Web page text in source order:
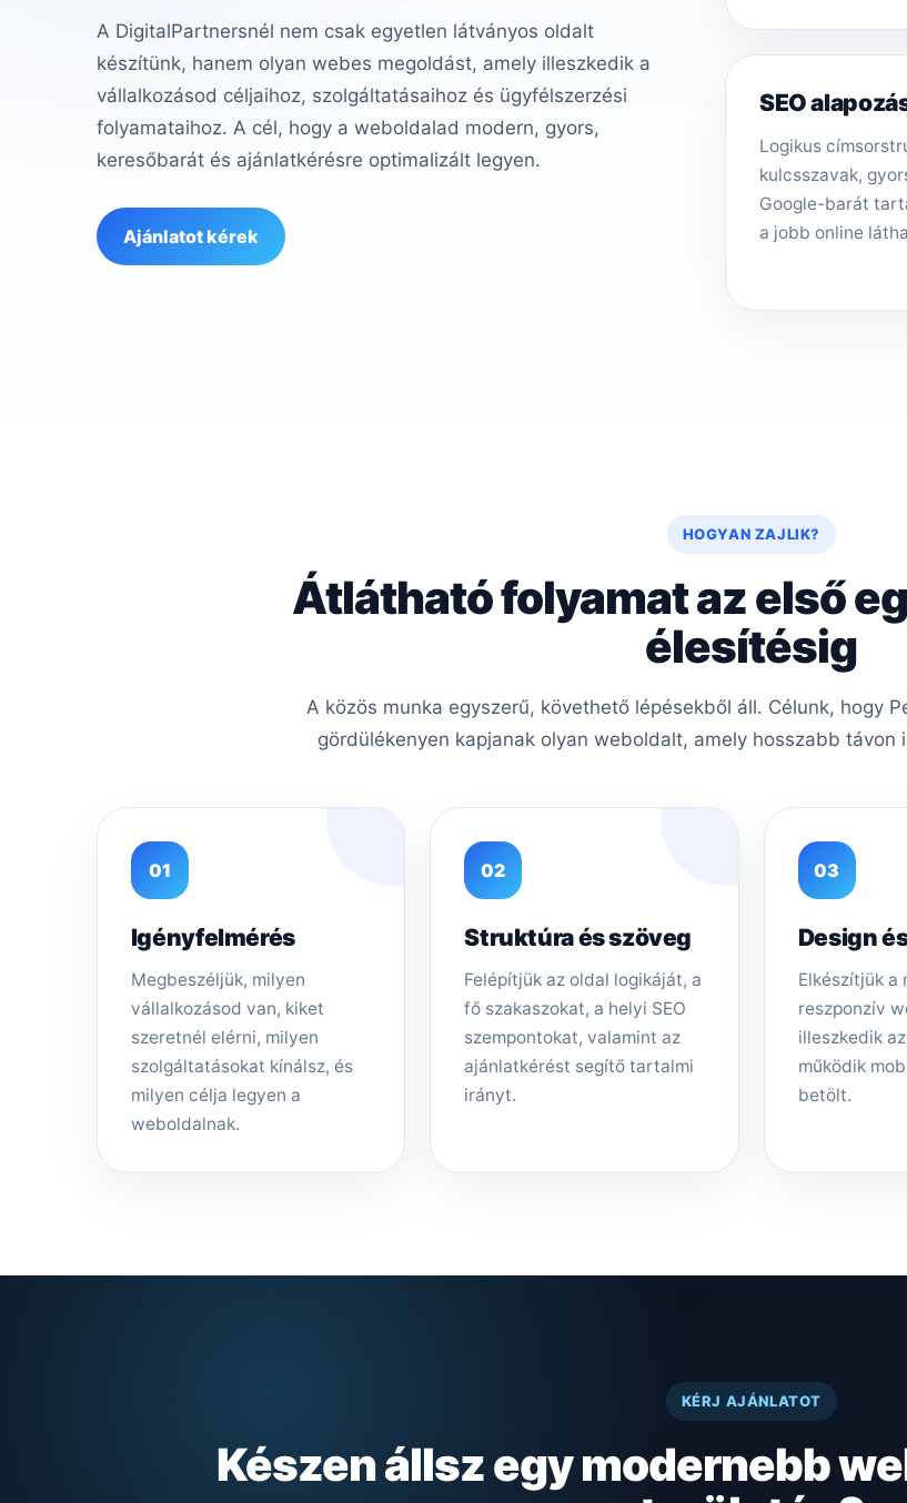
A DigitalPartnersnél nem csak egyetlen látványos oldalt
készítünk, hanem olyan webes megoldást, amely illeszkedik a
vállalkozásod céljaihoz, szolgáltatásaihoz és ügyfélszerzési
folyamataihoz. A cél, hogy a weboldalad modern, gyors,
keresőbarát és ajánlatkérésre optimalizált legyen.
Ajánlatot kérek
SEO
Logikus
kulcsszavak,
Google-barát
a jobb online
HOGYAN ZAJLIK?
Átlátható folyamat az első
élesítésig
A közös munka egyszerű, követhető lépésekből áll. Célunk, hogy
gördülékenyen kapjanak olyan weboldalt, amely hosszabb távon
01
Igényfelmérés
Megbeszéljük, milyen
vállalkozásod van, kiket
szeretnél elérni, milyen
szolgáltatásokat kínálsz, és
milyen célja legyen a
weboldalnak.
02
Struktúra és szöveg
Felépítjük az oldal logikáját, a
fő szakaszokat, a helyi SEO
szempontokat, valamint az
ajánlatkérést segítő tartalmi
irányt.
03
Design
Elkészítjük a
reszponzív
illeszkedik
működik
betölt.
KÉRJ AJÁNLATOT
Készen állsz egy modernebb